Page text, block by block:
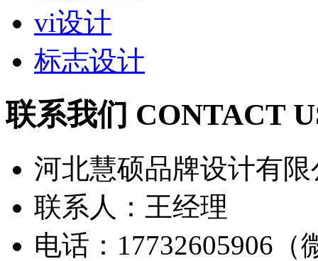
vi设计
标志设计
联系我们 CONTACT
河北慧硕品牌设计有限
联系人：王经理
电话：17732605906（